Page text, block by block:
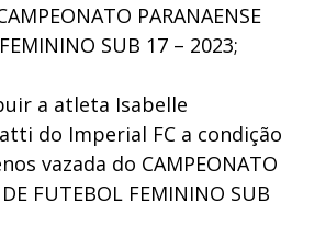
PARANAENSE
SUB 17 – 2023;
a atleta Isabelle
do Imperial FC a condição
vazada do CAMPEONATO
DE FUTEBOL FEMININO SUB